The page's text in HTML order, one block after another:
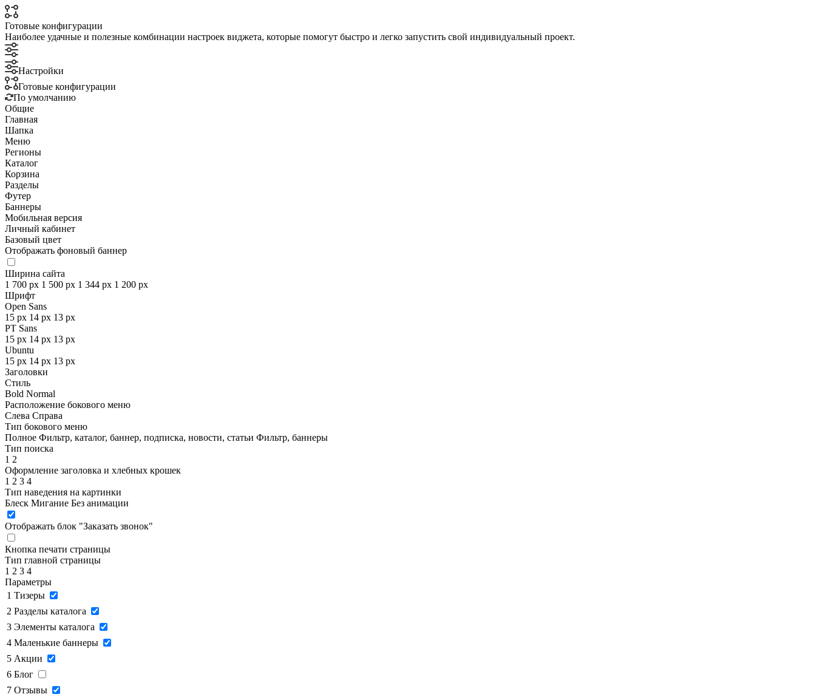
Готовые конфигурации
Наиболее удачные и полезные комбинации настроек виджета, которые помогут быстро и легко запустить свой индивидуальный проект.
Настройки
Готовые конфигурации
По умолчанию
Общие
Главная
Шапка
Меню
Регионы
Каталог
Корзина
Разделы
Футер
Баннеры
Мобильная версия
Личный кабинет
Базовый цвет
Отображать фоновый баннер
Ширина сайта
1 700 px 1 500 px 1 344 px 1 200 px
Шрифт
Open Sans
15 px 14 px 13 px
PT Sans
15 px 14 px 13 px
Ubuntu
15 px 14 px 13 px
Заголовки
Стиль
Bold Normal
Расположение бокового меню
Слева Справа
Тип бокового меню
Полное Фильтр, каталог, баннер, подписка, новости, статьи Фильтр, баннеры
Тип поиска
1 2
Оформление заголовка и хлебных крошек
1 2 3 4
Тип наведения на картинки
Блеск Мигание Без анимации
Отображать блок "Заказать звонок"
Кнопка печати страницы
Тип главной страницы
1 2 3 4
Параметры
1 Тизеры
2 Разделы каталога
3 Элементы каталога
4 Маленькие баннеры
5 Акции
6 Блог
7 Отзывы